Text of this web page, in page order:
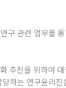
구 관련 업무를
추진을 위하여
하는 연구윤리